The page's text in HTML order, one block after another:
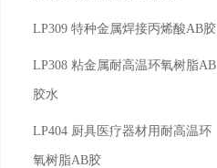
LP309 特种金属焊接丙烯酸AB胶
LP308 粘金属耐高温环氧树脂AB
胶水
LP404 厨具医疗器材用耐高温环
氧树脂AB胶